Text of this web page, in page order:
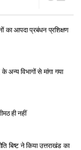
का आपदा प्रबंधन प्रशिक्षण
विभागों से मांगा गया
ही नहीं
बिष्ट ने किया उत्तराखंड का